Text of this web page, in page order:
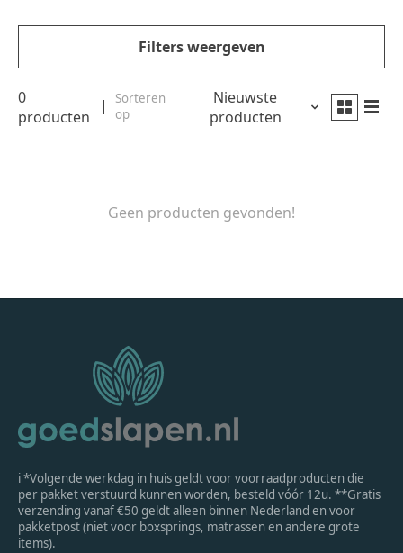
Filters weergeven
0
producten
Sorteren
op
Nieuwste
producten
Geen producten gevonden!
ℹ *Volgende werkdag in huis geldt voor voorraadproducten die
per pakket verstuurd kunnen worden, besteld vóór 12u. **Gratis
verzending vanaf €50 geldt alleen binnen Nederland en voor
pakketpost (niet voor boxsprings, matrassen en andere grote
items).